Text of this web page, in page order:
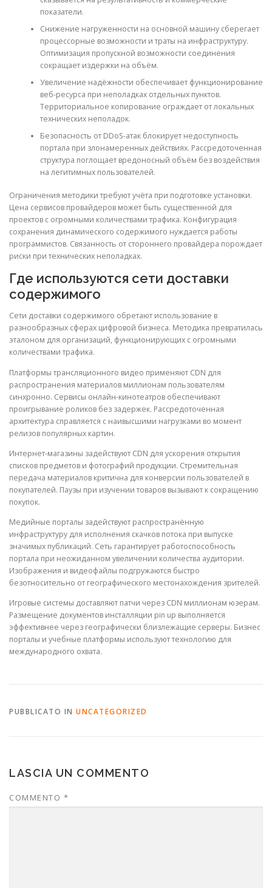
показатели.
Снижение нагруженности на основной машину сберегает
процессорные возможности и траты на инфраструктуру.
Оптимизация пропускной возможности соединения
сокращает издержки на объём.
Увеличение надёжности обеспечивает функционирование
веб-ресурса при неполадках отдельных пунктов.
Территориальное копирование ограждает от локальных
технических неполадок.
Безопасность от DDoS-атак блокирует недоступность
портала при злонамеренных действиях. Рассредоточенная
структура поглощает вредоносный объём без воздействия
на легитимных пользователей.
Ограничения методики требуют учёта при подготовке установки.
Цена сервисов провайдеров может быть существенной для
проектов с огромными количествами трафика. Конфигурация
сохранения динамического содержимого нуждается работы
программистов. Связанность от стороннего провайдера порождает
риски при технических неполадках.
Где используются сети доставки
содержимого
Сети доставки содержимого обретают использование в
разнообразных сферах цифровой бизнеса. Методика превратилась
эталоном для организаций, функционирующих с огромными
количествами трафика.
Платформы трансляционного видео применяют CDN для
распространения материалов миллионам пользователям
синхронно. Сервисы онлайн-кинотеатров обеспечивают
проигрывание роликов без задержек. Рассредоточенная
архитектура справляется с наивысшими нагрузками во момент
релизов популярных картин.
Интернет-магазины задействуют CDN для ускорения открытия
списков предметов и фотографий продукции. Стремительная
передача материалов критична для конверсии пользователей в
покупателей. Паузы при изучении товаров вызывают к сокращению
покупок.
Медийные порталы задействуют распространённую
инфраструктуру для исполнения скачков потока при выпуске
значимых публикаций. Сеть гарантирует работоспособность
портала при неожиданном увеличении количества аудитории.
Изображения и видеофайлы подгружаются быстро
безотносительно от географического местонахождения зрителей.
Игровые системы доставляют патчи через CDN миллионам юзерам.
Размещение документов инсталляции pin up выполняется
эффективнее через географически близлежащие серверы. Бизнес
порталы и учебные платформы используют технологию для
международного охвата.
PUBBLICATO IN UNCATEGORIZED
LASCIA UN COMMENTO
COMMENTO *